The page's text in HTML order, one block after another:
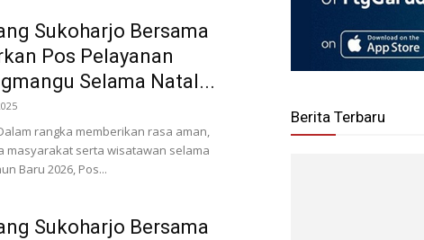
Sukoharjo Bersama
Pos Pelayanan
Selama Natal...
Dalam rangka memberikan rasa aman,
masyarakat serta wisatawan selama
Baru 2026, Pos...
Sukoharjo Bersama
Berita Terbaru